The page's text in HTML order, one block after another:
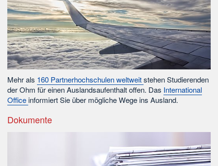
Mehr als 160 Partnerhochschulen weltweitstehen Studierenden
der Ohm für einen Auslandsaufenthalt offen. Das International
Officeinformiert Sie über mögliche Wege ins Ausland.
Dokumente